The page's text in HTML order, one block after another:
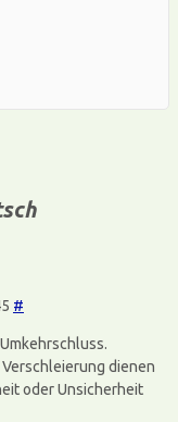
#
dienen
oder Unsicherheit